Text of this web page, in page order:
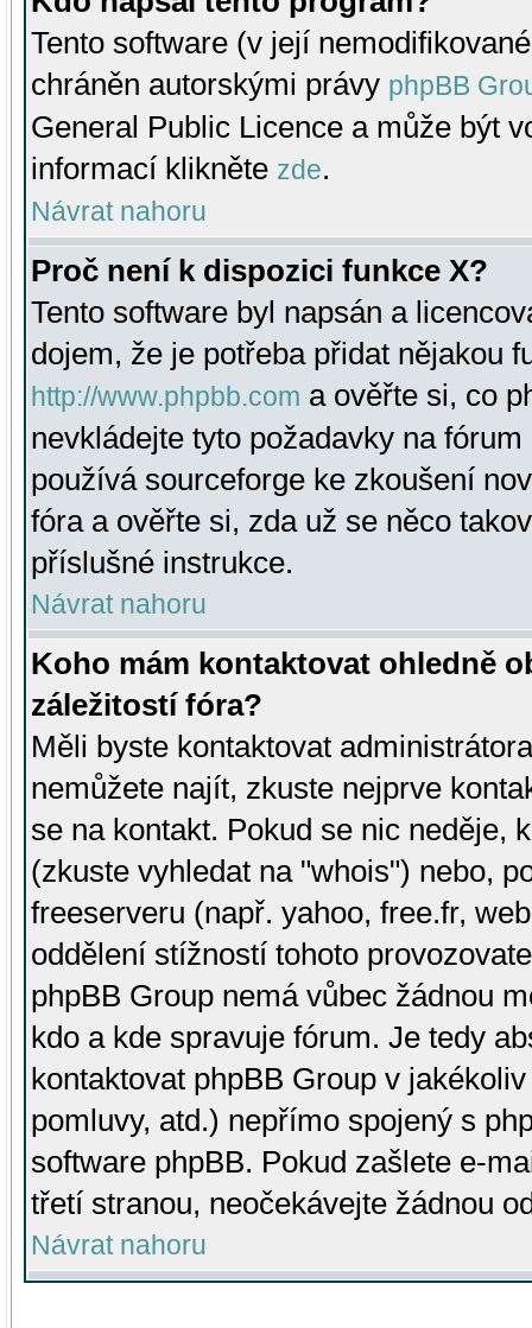
Tento software (v její
chráněn autorskými právy phpBB
General Public Licence a může být
informací klikněte zde.
Návrat nahoru
Proč není k dispozici funkce X?
Tento software byl napsán a
dojem, že je potřeba přidat nějakou
http://www.phpbb.com a ověřte si, co
nevkládejte tyto požadavky na
používá sourceforge ke zkoušení
fóra a ověřte si, zda už se něco
příslušné instrukce.
Návrat nahoru
Koho mám kontaktovat ohledně
záležitostí fóra?
Měli byste kontaktovat
nemůžete najít, zkuste nejprve
se na kontakt. Pokud se nic neděje,
(zkuste vyhledat na "whois") nebo,
freeserveru (např. yahoo, free.fr,
oddělení stížností tohoto
phpBB Group nemá vůbec žádnou
kdo a kde spravuje fórum. Je tedy
kontaktovat phpBB Group v
pomluvy, atd.) nepřímo spojený s
software phpBB. Pokud zašlete e-
třetí stranou, neočekávejte žádnou
Návrat nahoru